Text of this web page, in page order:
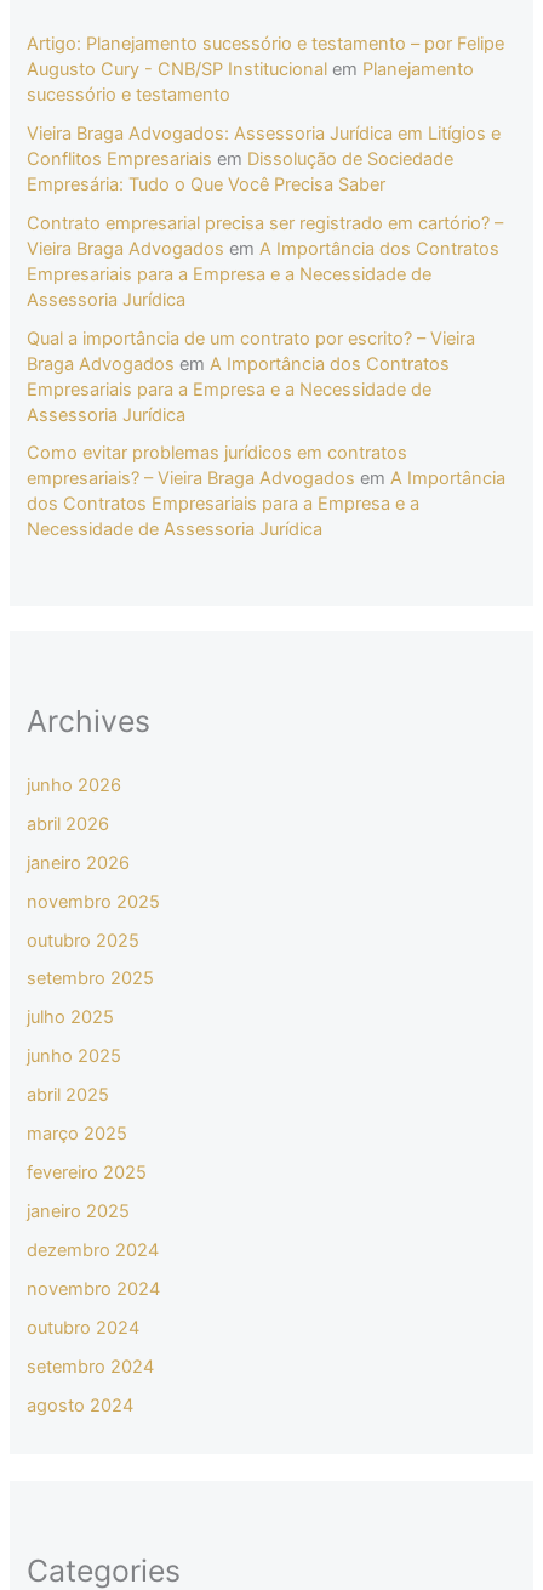
Artigo: Planejamento sucessório e testamento – por Felipe
Augusto Cury - CNB/SP Institucional em Planejamento
sucessório e testamento
Vieira Braga Advogados: Assessoria Jurídica em Litígios e
Conflitos Empresariais em Dissolução de Sociedade
Empresária: Tudo o Que Você Precisa Saber
Contrato empresarial precisa ser registrado em cartório? –
Vieira Braga Advogados emA Importância dos Contratos
Empresariais para a Empresa e a Necessidade de
Assessoria Jurídica
Qual a importância de um contrato por escrito? – Vieira
Braga Advogados em A Importância dos Contratos
Empresariais para a Empresa e a Necessidade de
Assessoria Jurídica
Como evitar problemas jurídicos em contratos
empresariais? – Vieira Braga Advogados emA Importância
dos Contratos Empresariais para a Empresa e a
Necessidade de Assessoria Jurídica
Archives
junho 2026
abril 2026
janeiro 2026
novembro 2025
outubro 2025
setembro 2025
julho 2025
junho 2025
abril 2025
março 2025
fevereiro 2025
janeiro 2025
dezembro 2024
novembro 2024
outubro 2024
setembro 2024
agosto 2024
Categories